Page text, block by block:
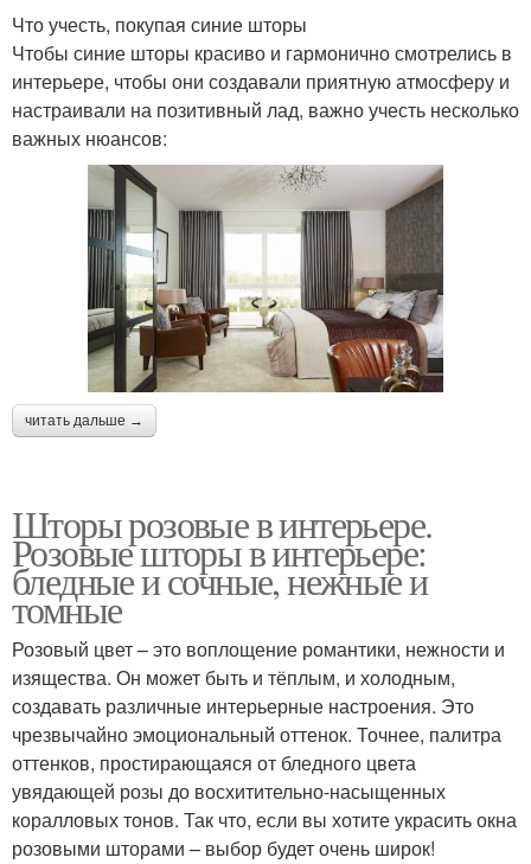
Что учесть, покупая синие шторы
Чтобы синие шторы красиво и гармонично смотрелись в
интерьере, чтобы они создавали приятную атмосферу и
настраивали на позитивный лад, важно учесть несколько
важных нюансов:
читать дальше →
Шторы розовые в интерьере.
Розовые шторы в интерьере:
бледные и сочные, нежные и
томные
Розовый цвет – это воплощение романтики, нежности и
изящества. Он может быть и тёплым, и холодным,
создавать различные интерьерные настроения. Это
чрезвычайно эмоциональный оттенок. Точнее, палитра
оттенков, простирающаяся от бледного цвета
увядающей розы до восхитительно-насыщенных
коралловых тонов. Так что, если вы хотите украсить окна
розовыми шторами – выбор будет очень широк!